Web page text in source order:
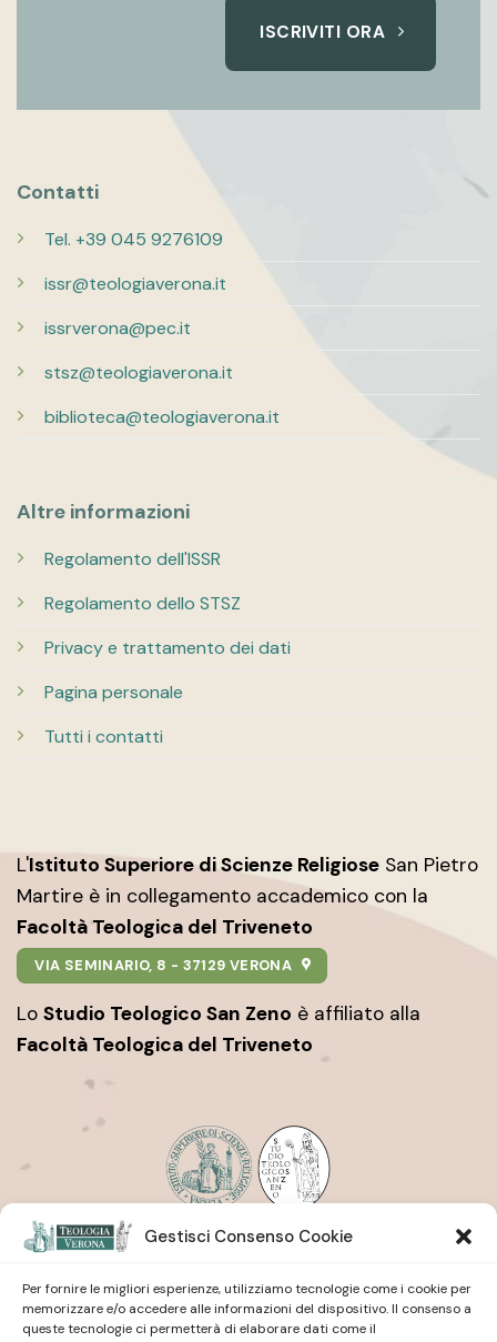
Gestisci Consenso Cookie
Per fornire le migliori esperienze, utilizziamo tecnologie come i cookie per
memorizzare e/o accedere alle informazioni del dispositivo. Il consenso a
queste tecnologie ci permetterà di elaborare dati come il
ISCRIVITI ORA
Contatti
Tel. +39 045 9276109
issr@teologiaverona.it
issrverona@pec.it
stsz@teologiaverona.it
biblioteca@teologiaverona.it
Altre informazioni
Regolamento dell'ISSR
Regolamento dello STSZ
Privacy e trattamento dei dati
Pagina personale
Tutti i contatti
L'Istituto Superiore di Scienze Religiose San Pietro
Martire è in collegamento accademico con la
Facoltà Teologica del Triveneto
VIA SEMINARIO, 8 - 37129 VERONA
Lo Studio Teologico San Zeno è affiliato alla
Facoltà Teologica del Triveneto
Istituto Superiore di Scienze Religiose
| San Pietro